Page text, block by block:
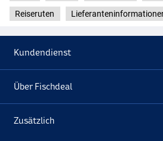
- Schnurklasse: 40-65lb
- Transportlänge: 66cm
- Ringe: 7
- Aktion: fast
Penn Ally II Popping 2.49m 30-130g
- Länge: 2.49m
Reiseruten
Kundendienst
Über Fischdeal
Zusätzlich